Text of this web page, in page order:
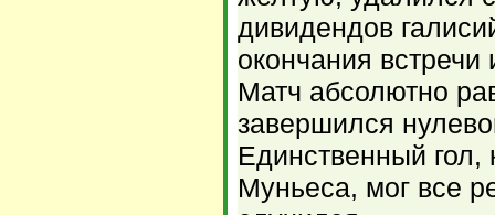
дивидендов
окончания встречи
Матч абсолютно
завершился
Единственный
Муньеса, мог все